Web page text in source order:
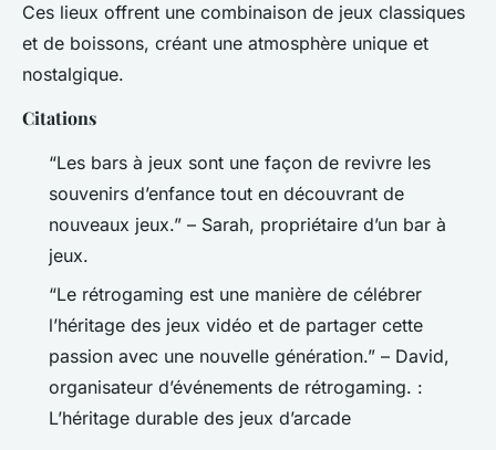
Ces lieux offrent une combinaison de jeux classiques
et de boissons, créant une atmosphère unique et
nostalgique.
Citations
“Les bars à jeux sont une façon de revivre les
souvenirs d’enfance tout en découvrant de
nouveaux jeux.” – Sarah, propriétaire d’un bar à
jeux.
“Le rétrogaming est une manière de célébrer
l’héritage des jeux vidéo et de partager cette
passion avec une nouvelle génération.” – David,
organisateur d’événements de rétrogaming. :
L’héritage durable des jeux d’arcade